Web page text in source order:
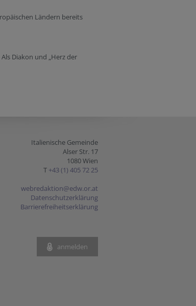
Ländern bereits
Diakon und „Herz der
Italienische Gemeinde
Alser Str. 17
1080 Wien
T +43 (1) 405 72 25
webredaktion@edw.or.at
Datenschutzerklärung
Barrierefreiheitserklärung
anmelden